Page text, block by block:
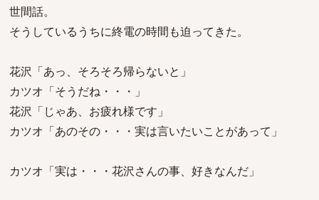
世間話。
そうしているうちに終電の時間も迫ってきた。
花沢「あっ、そろそろ帰らないと」
カツオ「そうだね・・・」
花沢「じゃあ、お疲れ様です」
カツオ「あのその・・・実は言いたいことがあって」
カツオ「実は・・・花沢さんの事、好きなんだ」